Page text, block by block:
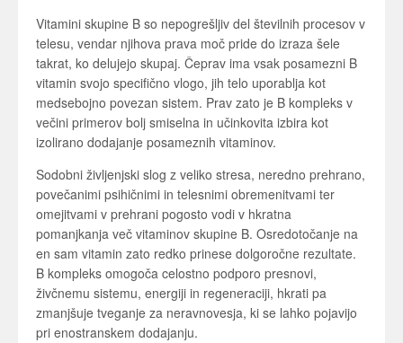
Vitamini skupine B so nepogrešljiv del številnih procesov v
telesu, vendar njihova prava moč pride do izraza šele
takrat, ko delujejo skupaj. Čeprav ima vsak posamezni B
vitamin svojo specifično vlogo, jih telo uporablja kot
medsebojno povezan sistem. Prav zato je B kompleks v
večini primerov bolj smiselna in učinkovita izbira kot
izolirano dodajanje posameznih vitaminov.
Sodobni življenjski slog z veliko stresa, neredno prehrano,
povečanimi psihičnimi in telesnimi obremenitvami ter
omejitvami v prehrani pogosto vodi v hkratna
pomanjkanja več vitaminov skupine B. Osredotočanje na
en sam vitamin zato redko prinese dolgoročne rezultate.
B kompleks omogoča celostno podporo presnovi,
živčnemu sistemu, energiji in regeneraciji, hkrati pa
zmanjšuje tveganje za neravnovesja, ki se lahko pojavijo
pri enostranskem dodajanju.